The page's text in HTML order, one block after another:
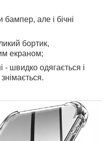
бампер, але і бічні
бортик,
екраном;
- швидко одягається і